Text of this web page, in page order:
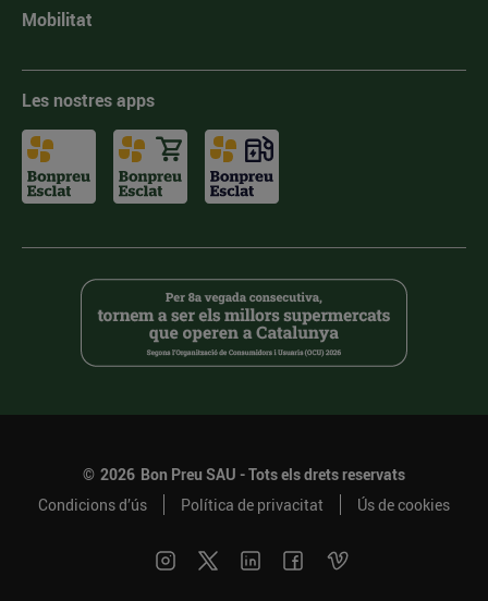
Mobilitat
Les nostres apps
© 2026 Bon Preu SAU - Tots els drets reservats
Condicions d’ús
Política de privacitat Ús de cookies